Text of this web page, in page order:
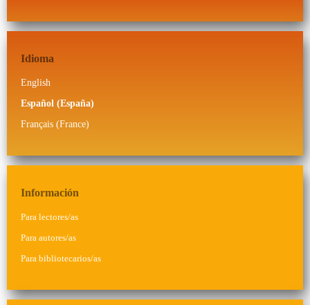
Idioma
English
Español (España)
Français (France)
Información
Para lectores/as
Para autores/as
Para bibliotecarios/as